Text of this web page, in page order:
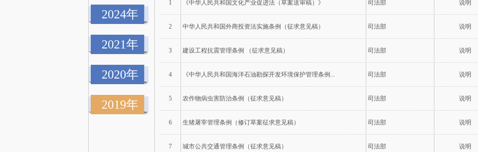
2024年
2021年
2020年
2019年
1 《中华人民共和国文化产业促进法（草案送审稿）》 司法部 说明
2 中华人民共和国外商投资法实施条例（征求意见稿） 司法部 说明
3 建设工程抗震管理条例 （征求意见稿） 司法部 说明
4 《中华人民共和国海洋石油勘探开发环境保护管理条例... 司法部 说明
5 农作物病虫害防治条例（征求意见稿） 司法部 说明
6 生猪屠宰管理条例（修订草案征求意见稿） 司法部 说明
7 城市公共交通管理条例（征求意见稿） 司法部 说明